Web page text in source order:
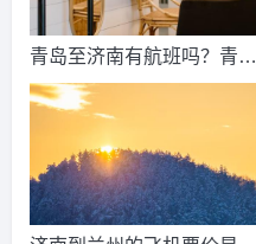
青岛至济南有航班吗？青岛
到济南的高铁票多钱？